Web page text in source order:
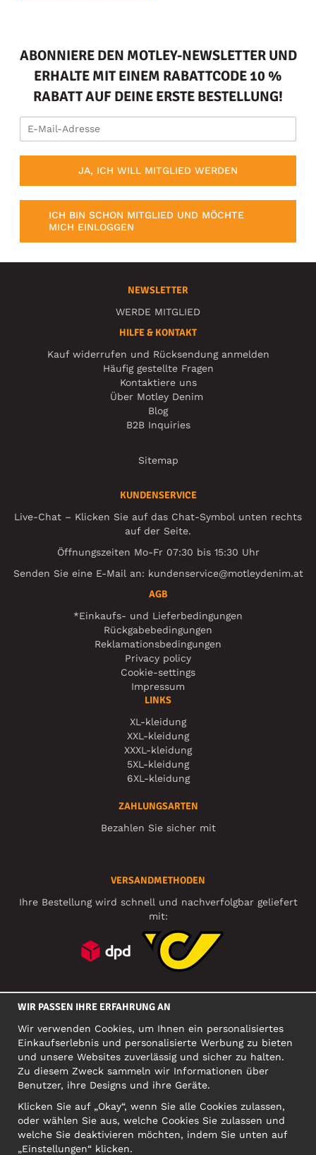
ABONNIERE DEN MOTLEY-NEWSLETTER UND
ERHALTE MIT EINEM RABATTCODE 10 %
RABATT AUF DEINE ERSTE BESTELLUNG!
JA, ICH WILL MITGLIED WERDEN
ICH BIN SCHON MITGLIED UND MÖCHTE
MICH EINLOGGEN
NEWSLETTER
WERDE MITGLIED
HILFE & KONTAKT
Kauf widerrufen und Rücksendung anmelden
Häufig gestellte Fragen
Kontaktiere uns
Über Motley Denim
Blog
B2B Inquiries
Sitemap
KUNDENSERVICE
Live-Chat – Klicken Sie auf das Chat-Symbol unten rechts
auf der Seite.
Öffnungszeiten Mo-Fr 07:30 bis 15:30 Uhr
Senden Sie eine E-Mail an: kundenservice@motleydenim.at
AGB
*Einkaufs- und Lieferbedingungen
Rückgabebedingungen
Reklamationsbedingungen
Privacy policy
Cookie-settings
Impressum
LINKS
XL-kleidung
XXL-kleidung
XXXL-kleidung
5XL-kleidung
6XL-kleidung
ZAHLUNGSARTEN
Bezahlen Sie sicher mit
VERSANDMETHODEN
Ihre Bestellung wird schnell und nachverfolgbar geliefert
mit:
SOZIALE MEDIEN
FIRMA
Motley Denim Europe OÜ
Narva mnt 5, EE-10117 Tallinn
Org: 12356245, VAT: EE101578318
ACHTUNG! Produktrücksendungen nicht an diese Adresse
schicken!
WIR PASSEN IHRE ERFAHRUNG AN
Wir verwenden Cookies, um Ihnen ein personalisiertes
Einkaufserlebnis und personalisierte Werbung zu bieten
und unsere Websites zuverlässig und sicher zu halten.
Zu diesem Zweck sammeln wir Informationen über
Benutzer, ihre Designs und ihre Geräte.
Klicken Sie auf „Okay“, wenn Sie alle Cookies zulassen,
oder wählen Sie aus, welche Cookies Sie zulassen und
welche Sie deaktivieren möchten, indem Sie unten auf
„Einstellungen“ klicken.